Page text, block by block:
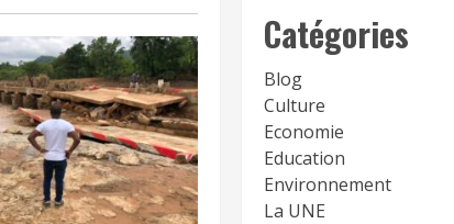
Catégories
Blog
Culture
Economie
Education
Environnement
La UNE